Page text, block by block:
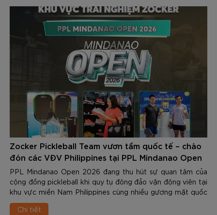
Zocker Pickleball Team vươn tầm quốc tế – chào
đón các VĐV Philippines tại PPL Mindanao Open
2026
PPL Mindanao Open 2026 đang thu hút sự quan tâm của
cộng đồng pickleball khi quy tụ đông đảo vận động viên tại
khu vực miền Nam Philippines cùng nhiều gương mặt quốc
tế.
Chi tiết